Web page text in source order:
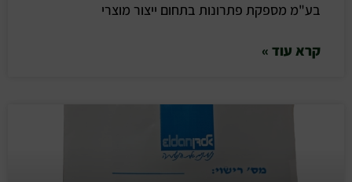
בע"מ מספקת פתרונות בתחום ייצור מוצרי
קרא עוד »